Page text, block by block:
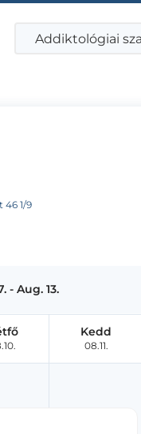
Addiktológiai
46 1/9
- Aug. 13.
Kedd
08.11.